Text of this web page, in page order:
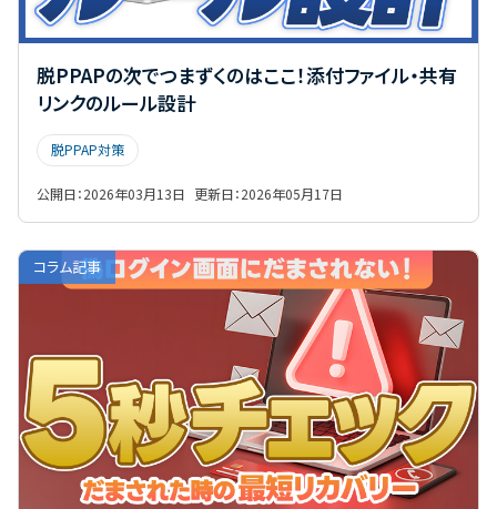
脱PPAPの次でつまずくのはここ！添付ファイル・共有
リンクのルール設計
脱PPAP対策
公開日：2026年03月13日 更新日：2026年05月17日
コラム記事